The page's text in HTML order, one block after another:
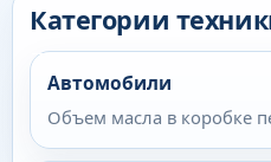
Категории
Автомобили
Объем масла в коробке